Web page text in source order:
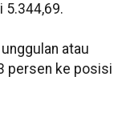
5.344,69.
atau
persen ke posisi